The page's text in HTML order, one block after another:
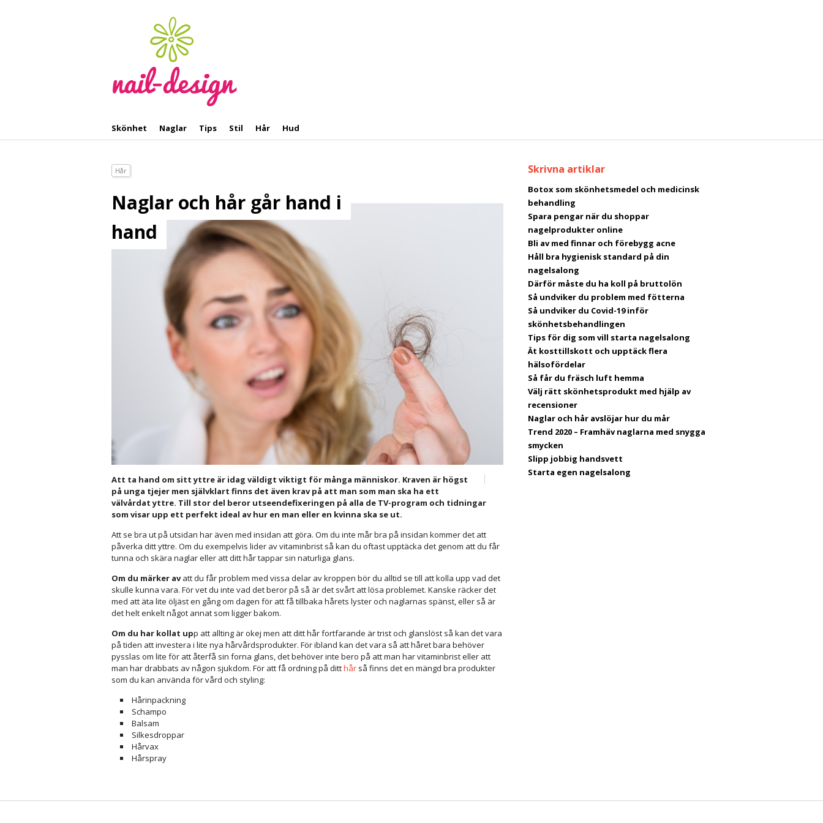
Skönhet Naglar Tips Stil Hår Hud
Hår
Naglar och hår går hand i
hand
Att ta hand om sitt yttre är idag väldigt viktigt för många människor. Kraven är högst
på unga tjejer men självklart finns det även krav på att man som man ska ha ett
välvårdat yttre. Till stor del beror utseendefixeringen på alla de TV-program och tidningar
som visar upp ett perfekt ideal av hur en man eller en kvinna ska se ut.
Att se bra ut på utsidan har även med insidan att göra. Om du inte mår bra på insidan kommer det att
påverka ditt yttre. Om du exempelvis lider av vitaminbrist så kan du oftast upptäcka det genom att du får
tunna och skära naglar eller att ditt hår tappar sin naturliga glans.
Om du märker avatt du får problem med vissa delar av kroppen bör du alltid se till att kolla upp vad det
skulle kunna vara. För vet du inte vad det beror på så är det svårt att lösa problemet. Kanske räcker det
med att äta lite öljäst en gång om dagen för att få tillbaka hårets lyster och naglarnas spänst, eller så är
det helt enkelt något annat som ligger bakom.
Om du har kollat upp att allting är okej men att ditt hår fortfarande är trist och glanslöst så kan det vara
på tiden att investera i lite nya hårvårdsprodukter. För ibland kan det vara så att håret bara behöver
pysslas om lite för att återfå sin forna glans, det behöver inte bero på att man har vitaminbrist eller att
man har drabbats av någon sjukdom. För att få ordning på ditthår så finns det en mängd bra produkter
som du kan använda för vård och styling:
Hårinpackning
Schampo
Balsam
Silkesdroppar
Hårvax
Hårspray
Skrivna artiklar
Botox som skönhetsmedel och medicinsk
behandling
Spara pengar när du shoppar
nagelprodukter online
Bli av med finnar och förebygg acne
Håll bra hygienisk standard på din
nagelsalong
Därför måste du ha koll på bruttolön
Så undviker du problem med fötterna
Så undviker du Covid-19 inför
skönhetsbehandlingen
Tips för dig som vill starta nagelsalong
Ät kosttillskott och upptäck flera
hälsofördelar
Så får du fräsch luft hemma
Välj rätt skönhetsprodukt med hjälp av
recensioner
Naglar och hår avslöjar hur du mår
Trend 2020 – Framhäv naglarna med snygga
smycken
Slipp jobbig handsvett
Starta egen nagelsalong